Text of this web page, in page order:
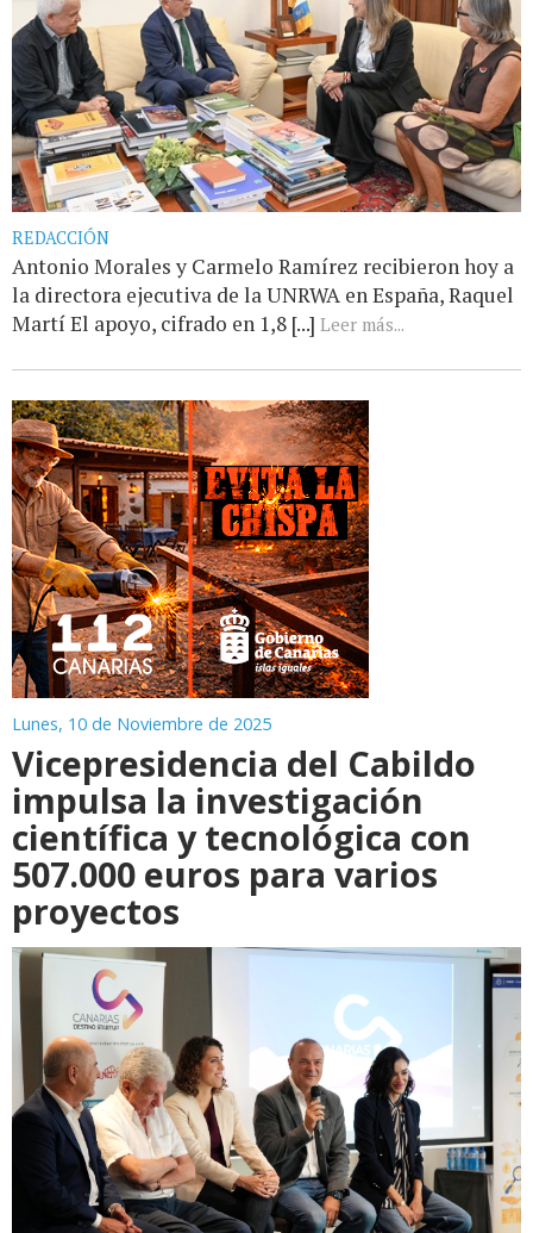
REDACCIÓN
Antonio Morales y Carmelo Ramírez recibieron hoy a
la directora ejecutiva de la UNRWA en España, Raquel
Martí El apoyo, cifrado en 1,8 [...] Leer más...
Lunes, 10 de Noviembre de 2025
Vicepresidencia del Cabildo
impulsa la investigación
científica y tecnológica con
507.000 euros para varios
proyectos